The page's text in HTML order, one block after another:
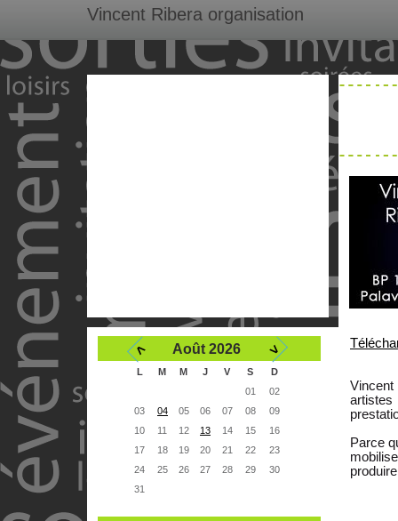
Vincent Ribera organisation
< Août 2026 >
L M M J V S
D
01
02
03
04 05 06 07 08
09
10
11 12 13 14 15
16
17
18 19 20 21 22
23
24
25 26 27 28 29
30
31
Parce